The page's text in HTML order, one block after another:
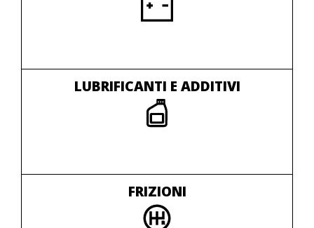
LUBRIFICANTI E ADDITIVI
FRIZIONI